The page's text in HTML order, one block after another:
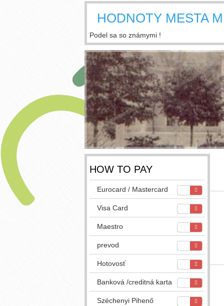
HODNOTY MESTA
Podel sa so známymi !
HOW TO PAY
Eurocard / Mastercard
Visa Card
Maestro
prevod
Hotovosť
Banková /creditná karta
Széchenyi Pihenő